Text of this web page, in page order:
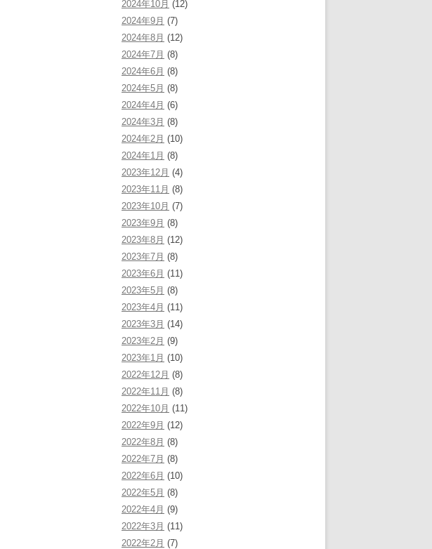
2024年10月 (12)
2024年9月 (7)
2024年8月 (12)
2024年7月 (8)
2024年6月 (8)
2024年5月 (8)
2024年4月 (6)
2024年3月 (8)
2024年2月 (10)
2024年1月 (8)
2023年12月 (4)
2023年11月 (8)
2023年10月 (7)
2023年9月 (8)
2023年8月 (12)
2023年7月 (8)
2023年6月 (11)
2023年5月 (8)
2023年4月 (11)
2023年3月 (14)
2023年2月 (9)
2023年1月 (10)
2022年12月 (8)
2022年11月 (8)
2022年10月 (11)
2022年9月 (12)
2022年8月 (8)
2022年7月 (8)
2022年6月 (10)
2022年5月 (8)
2022年4月 (9)
2022年3月 (11)
2022年2月 (7)